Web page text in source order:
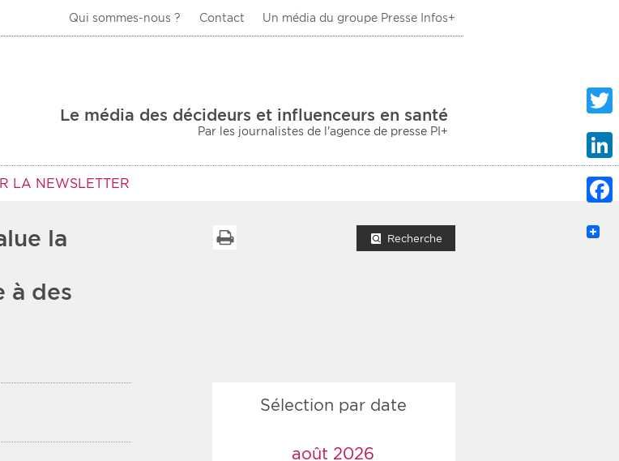
Qui sommes-nous ? Contact Un média du groupe Presse Infos+
Le média des décideurs et influenceurs en santé
Par les journalistes de l'agence de presse PI+
LA NEWSLETTER
la
à des
Recherche
Sélection par date
août 2026